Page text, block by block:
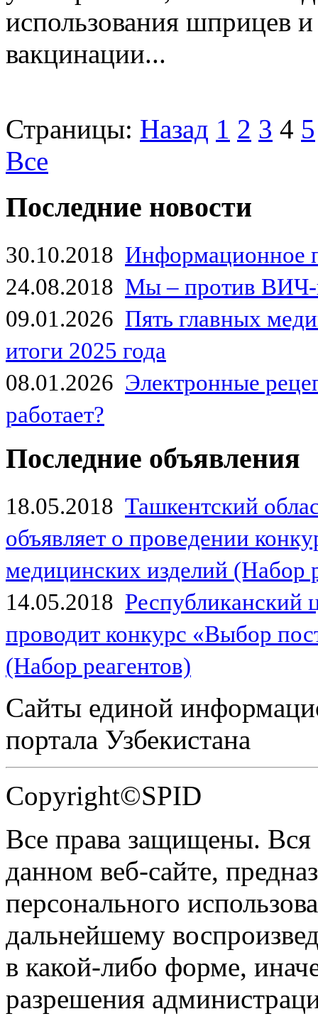
использования шприцев
вакцинации...
Страницы: Назад 1 2 3 4 5
Все
Последние новости
30.10.2018 Информационное
24.08.2018 Мы – против
09.01.2026 Пять главных
итоги 2025 года
08.01.2026 Электронные
работает?
Последние объявления
18.05.2018 Ташкентский
объявляет о проведении
медицинских изделий (Набор
14.05.2018
проводит конкурс «Выбор
(Набор реагентов)
Сайты единой
портала Узбекистана
Copyright©SPID
Все права защищены.
данном веб-сайте,
персонального
дальнейшему
в какой-либо форме,
разрешения